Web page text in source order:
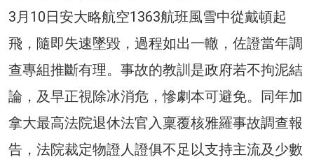
3月10日安大略航空1363航班風雪中從戴頓起
飛，隨即失速墜毀，過程如出一轍，佐證當年調
查專組推斷有理。事故的教訓是政府若不拘泥結
論，及早正視除冰消危，慘劇本可避免。同年加
拿大最高法院退休法官入稟覆核雅羅事故調查報
告，法院裁定物證人證俱不足以支持主流及少數